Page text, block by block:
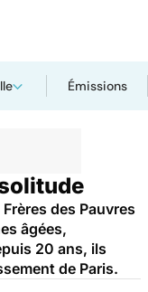
Émissions
des Pauvres
âgées,
20 ans, ils
de Paris.